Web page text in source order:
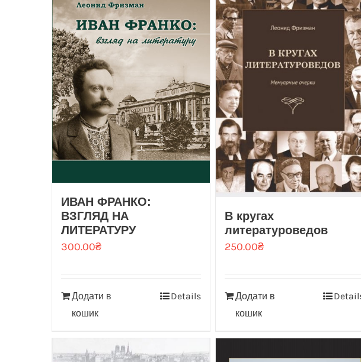
ИВАН ФРАНКО:
ВЗГЛЯД НА
ЛИТЕРАТУРУ
300.00₴
Додати в
кошик
Details
В кругах
литературоведов
250.00₴
Додати в
кошик